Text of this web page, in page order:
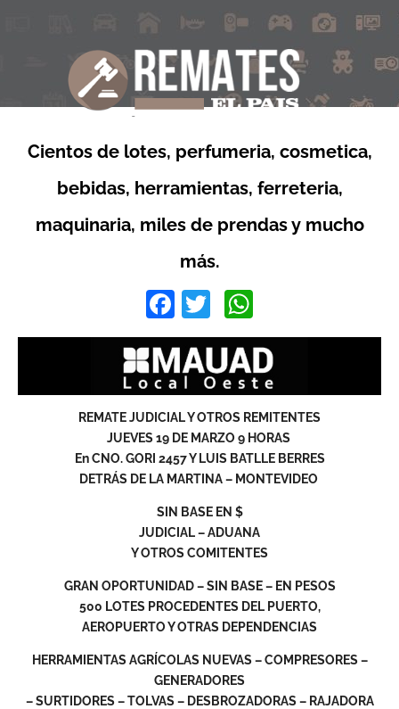
Cientos de lotes, perfumeria, cosmetica,
bebidas, herramientas, ferreteria,
maquinaria, miles de prendas y mucho
más.
Facebook
Twitter
REMATE JUDICIAL Y OTROS REMITENTES
JUEVES 19 DE MARZO 9 HORAS
En CNO. GORI 2457 Y LUIS BATLLE BERRES
DETRÁS DE LA MARTINA – MONTEVIDEO
SIN BASE EN $
JUDICIAL – ADUANA
Y OTROS COMITENTES
GRAN OPORTUNIDAD – SIN BASE – EN PESOS
500 LOTES PROCEDENTES DEL PUERTO,
AEROPUERTO Y OTRAS DEPENDENCIAS
HERRAMIENTAS AGRÍCOLAS NUEVAS – COMPRESORES –
GENERADORES
– SURTIDORES – TOLVAS – DESBROZADORAS – RAJADORA